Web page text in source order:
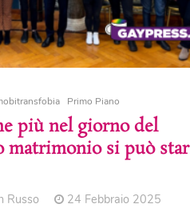
Primo Piano
più nel giorno del
matrimonio si può star
Russo
24 Febbraio 2025